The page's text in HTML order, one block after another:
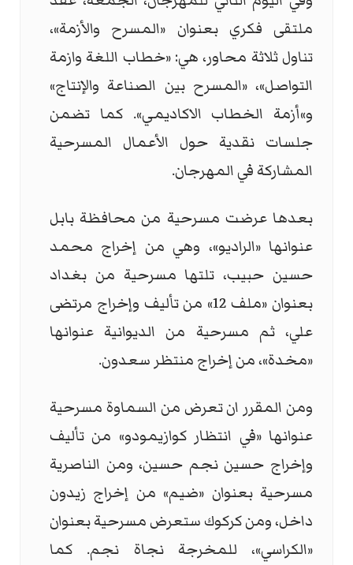
ملتقى فكري بعنوان «المسرح والأزمة»،
تناول ثلاثة محاور، هي: «خطاب اللغة وازمة
التواصل»، «المسرح بين الصناعة والإنتاج»
و»أزمة الخطاب الاكاديمي». كما تضمن
جلسات نقدية حول الأعمال المسرحية
المشاركة في المهرجان.
بعدها عرضت مسرحية من محافظة بابل
عنوانها «الراديو»، وهي من إخراج محمد
حسين حبيب، تلتها مسرحية من بغداد
بعنوان «ملف 12» من تأليف وإخراج مرتضى
علي، ثم مسرحية من الديوانية عنوانها
«مخدة»، من إخراج منتظر سعدون.
ومن المقرر ان تعرض من السماوة مسرحية
عنوانها «في انتظار كوازيمودو» من تأليف
وإخراج حسين نجم حسين، ومن الناصرية
مسرحية بعنوان «ضيم» من إخراج زيدون
داخل، ومن كركوك ستعرض مسرحية بعنوان
«الكراسي»، للمخرجة نجاة نجم. كما